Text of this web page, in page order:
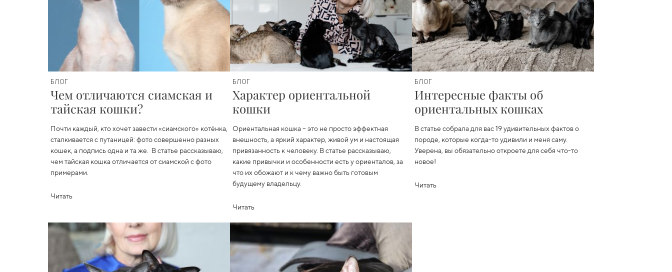
БЛОГ
Чем отличаются сиамская и
тайская кошки?
Почти каждый, кто хочет завести «сиамского» котёнка,
сталкивается с путаницей: фото совершенно разных
кошек, а подпись одна и та же. В статье рассказываю,
чем тайская кошка отличается от сиамской с фото
примерами.
Читать
БЛОГ
Характер ориентальной
кошки
Ориентальная кошка – это не просто эффектная
внешность, а яркий характер, живой ум и настоящая
привязанность к человеку. В статье рассказываю,
какие привычки и особенности есть у ориенталов, за
что их обожают и к чему важно быть готовым
будущему владельцу.
Читать
БЛОГ
Интересные факты об
ориентальных кошках
В статье собрала для вас 19 удивительных фактов о
породе, которые когда-то удивили и меня саму.
Уверена, вы обязательно откроете для себя что-то
новое!
Читать